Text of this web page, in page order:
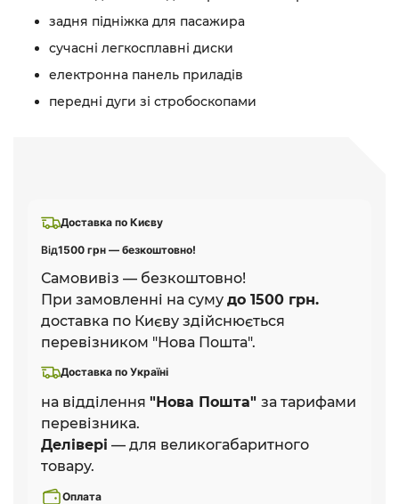
Доставка по Києву
Від1500 грн — безкоштовно!
Самовивіз — безкоштовно!
При замовленні на суму до 1500 грн.
доставка по Києву здійснюється
перевізником "Нова Пошта".
Доставка по Україні
на відділення "Нова Пошта" за тарифами
перевізника.
Делівері — для великогабаритного
товару.
Оплата
задня підніжка для пасажира
сучасні легкосплавні диски
електронна панель приладів
передні дуги зі стробоскопами